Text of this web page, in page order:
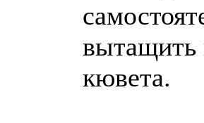
вытащить
кювета.